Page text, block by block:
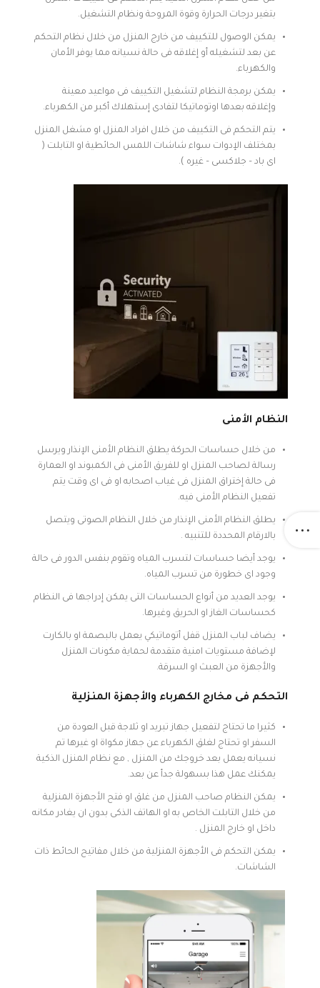
بتغير درجات الحرارة وقوة المروحة ونظام التشغيل.
يمكن الوصول للتكييف من خارج المنزل من خلال نظام التحكم
عن بعد لتشغيله أو إغلاقه فى حالة نسيانه مما يوفر الأمان
والكهرباء.
يمكن برمجة النظام لتشغيل التكييف فى مواعيد معينة
وإغلاقه بعدها اوتوماتيكا لتفادى إستهلاك أكبر من الكهرباء.
يتم التحكم فى التكييف من خلال افراد المنزل او مشغل المنزل
بمختلف الإدوات سواء شاشات اللمس الحائطية او التابلت (
اى باد – جلاكسى – غيره ).
النظام الأمنى
من خلال حساسات الحركة يطلق النظام الأمنى الإنذار ويرسل
رسالة لصاحب المنزل او للفريق الأمنى فى الكمبوند او العمارة
فى حالة إختراق المنزل فى غياب اصحابه او فى اى وقت يتم
تفعيل النظام الأمنى فيه.
يطلق النظام الأمنى الإنذار من خلال النظام الصوتى ويتصل
بالارقام المحددة للتنبيه .
يوجد أيضا حساسات لتسرب المياه وتقوم بنفس الدور فى حالة
وجود اى خطورة من تسرب المياه.
يوجد العديد من أنواع الحساسات التى يمكن إدراجها فى النظام
كحساسات الغاز او الحريق وغيرها.
يضاف لباب المنزل قفل أتوماتيكي يعمل بالبصمة او بالكارت
لإضافة مستويات امنية متقدمة لحماية مكونات المنزل
والأجهزة من العبث او السرقة.
التحكم فى مخارج الكهرباء والأجهزة المنزلية
كثيرا ما تحتاج لتفعيل جهاز تبريد او ثلاجة قبل العودة من
السفر او تحتاج لغلق الكهرباء عن جهاز مكواة او غيرها تم
نسيانه يعمل بعد خروجك من المنزل , مع نظام المنزل الذكية
يمكنك عمل هذا بسهولة جدأ عن بعد.
يمكن النظام صاحب المنزل من غلق او فتح الأجهزة المنزلية
من خلال التابلت الخاص به او الهاتف الذكى بدون ان يغادر مكانه
داخل او خارج المنزل .
يمكن التحكم فى الأجهزة المنزلية من خلال مفاتيح الحائط ذات
الشاشات.